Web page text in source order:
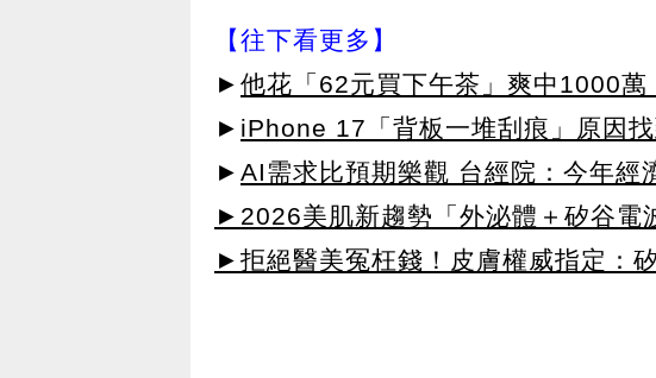
【往下看更多】
► 他花「62元買下午茶」爽中1000萬
► iPhone 17「背板一堆刮痕」原因
► AI需求比預期樂觀 台經院：今年經
►2026美肌新趨勢「外泌體＋矽谷電
►拒絕醫美冤枉錢！皮膚權威指定：